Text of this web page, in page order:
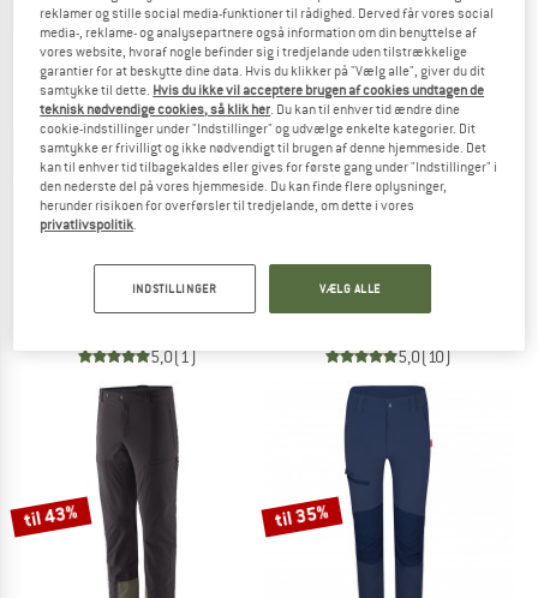
TO THE SALE
Women's Speed Dynastretch Pants
5,0(1)
Kids Vidda Padded Trousers
5,0(10)
til 43% til 35%
reklamer og stille social media-funktioner til rådighed. Derved får vores social
media-, reklame- og analysepartnere også information om din benyttelse af
vores website, hvoraf nogle befinder sig i tredjelande uden tilstrækkelige
garantier for at beskytte dine data. Hvis du klikker på "Vælg alle", giver du dit
samtykke til dette. Hvis du ikke vil acceptere brugen af cookies undtagen de
teknisk nødvendige cookies, så klik her. Du kan til enhver tid ændre dine
cookie-indstillinger under "Indstillinger" og udvælge enkelte kategorier. Dit
samtykke er frivilligt og ikke nødvendigt til brugen af denne hjemmeside. Det
kan til enhver tid tilbagekaldes eller gives for første gang under "Indstillinger" i
den nederste del på vores hjemmeside. Du kan finde flere oplysninger,
herunder risikoen for overførsler til tredjelande, om dette i vores
privatlivspolitik.
INDSTILLINGER VÆLG ALLE